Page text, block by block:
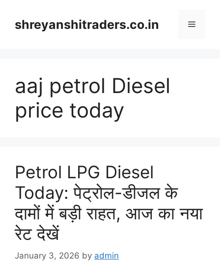
contentshreyanshitraders.co.in Menu
aaj petrol Diesel
price today
Petrol LPG Diesel
Today: पेट्रोल-डीजल के
दामों में बड़ी राहत, आज का नया
रेट देखें
January 3, 2026 by admin